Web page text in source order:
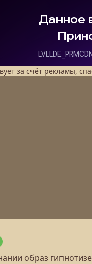
за счёт рекламы,
образ